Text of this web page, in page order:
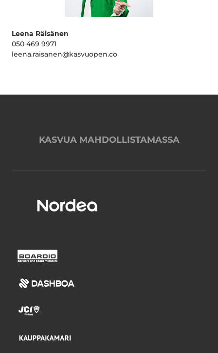
Leena Räisänen
050 469 9971
leena.raisanen@kasvuopen.co
KASVUA MAHDOLLISTAMASSA